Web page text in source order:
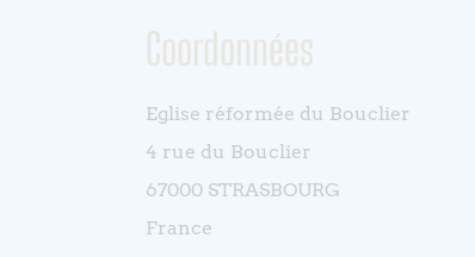
Coordonnées
Eglise réformée du Bouclier
4 rue du Bouclier
67000 STRASBOURG
France